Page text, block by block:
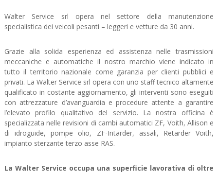
Walter Service srl opera nel settore della manutenzione
specialistica dei veicoli pesanti – leggeri e vetture da 30 anni.
Grazie alla solida esperienza ed assistenza nelle trasmissioni
meccaniche e automatiche il nostro marchio viene indicato in
tutto il territorio nazionale come garanzia per clienti pubblici e
privati. La Walter Service srl opera con uno staff tecnico altamente
qualificato in costante aggiornamento, gli interventi sono eseguiti
con attrezzature d’avanguardia e procedure attente a garantire
l’elevato profilo qualitativo del servizio. La nostra officina è
specializzata nelle revisioni di cambi automatici ZF, Voith, Allison e
di idroguide, pompe olio, ZF-Intarder, assali, Retarder Voith,
impianto sterzante terzo asse RAS.
La Walter Service occupa una superficie lavorativa di oltre